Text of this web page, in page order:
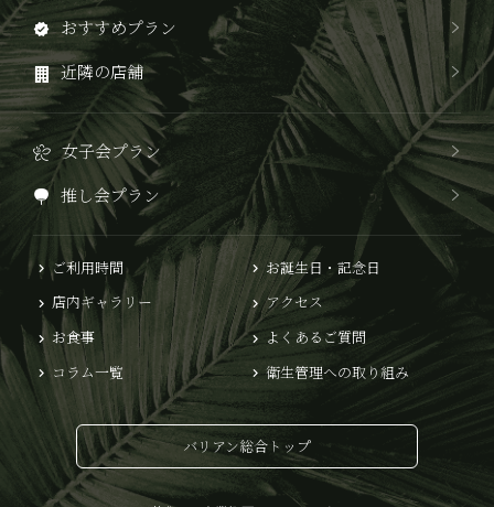
おすすめプラン
近隣の店舗
女子会プラン
推し会プラン
ご利用時間
店内ギャラリー
お食事
コラム一覧
お誕生日・記念日
アクセス
よくあるご質問
衛生管理への取り組み
バリアン総合トップ